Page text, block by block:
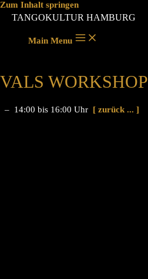
Zum Inhalt springen
TANGOKULTUR HAMBURG
Main Menu
VALS WORKSHOP
– 14:00 bis 16:00 Uhr [ zurück ... ]